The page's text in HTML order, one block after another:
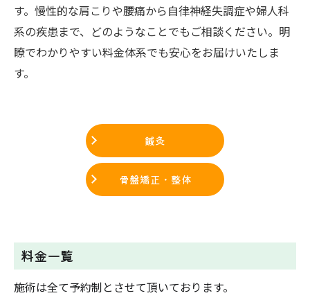
す。慢性的な肩こりや腰痛から自律神経失調症や婦人科
系の疾患まで、どのようなことでもご相談ください。明
瞭でわかりやすい料金体系でも安心をお届けいたしま
す。
鍼灸
骨盤矯正・整体
料金一覧
施術は全て予約制とさせて頂いております。